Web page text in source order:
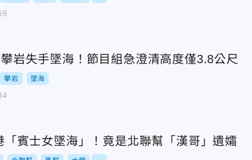
岩失手墜海！節目組急澄清高度僅3.8公尺
攀岩 墜海
「賓士女墜海」！竟是北聯幫「漢哥」遺孀